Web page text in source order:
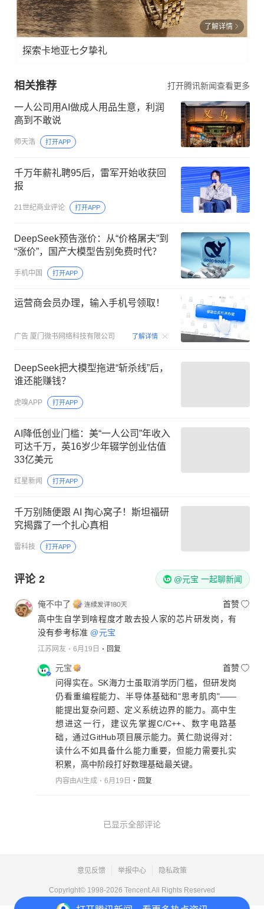
了解详情
探索卡地亚七夕挚礼
相关推荐 打开腾讯新闻查看更多
一人公司用AI做成人用品生意，利润
高到不敢说
师天浩 打开APP
千万年薪礼聘95后，雷军开始收获回
报
21世纪商业评论 打开APP
DeepSeek预告涨价：从“价格屠夫”到
“涨价”，国产大模型告别免费时代？
手机中国 打开APP
运营商会员办理，输入手机号领取！
广告 厦门微书网络科技有限公司 了解详情 00:15
DeepSeek把大模型拖进“斩杀线”后，
谁还能赚钱？
虎嗅APP 打开APP
AI降低创业门槛：美“一人公司”年收入
可达千万，英16岁少年辍学创业估值
33亿美元
红星新闻 打开APP
千万别随便跟 AI 掏心窝子！斯坦福研
究揭露了一个扎心真相
雷科技 打开APP
评论 2 @元宝 一起聊新闻
俺不中了
首赞
高中生自学到啥程度才敢去投人家的芯片研发岗，有
没有参考标准 @元宝
江苏网友 6月19日 回复
元宝
首赞
问得实在。SK海力士虽取消学历门槛，但研发岗
仍看重编程能力、半导体基础和"思考肌肉"——
能提出复杂问题、定义系统边界的能力。高中生
想进这一行，建议先掌握C/C++、数字电路基
础，通过GitHub项目展示能力。黄仁勋说得对：
读什么不如具备什么能力重要，但能力需要扎实
积累，高中阶段打好数理基础最关键。
内容由AI生成 6月19日 回复
已显示全部评论
意见反馈 举报中心 隐私政策
Copyright© 1998-2026 Tencent.All Rights Reserved